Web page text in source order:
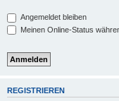
Angemeldet bleiben
Meinen Online-Status
REGISTRIEREN